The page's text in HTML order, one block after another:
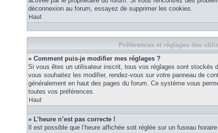
déconnexion au forum, essayez de supprimer les cookies.
Haut
Préférences et réglages des
» Comment puis-je modifier mes réglages ?
Si vous êtes un utilisateur inscrit, tous vos réglages sont stockés
vous souhaitez les modifier, rendez-vous sur votre panneau de
généralement en haut des pages du forum. Ce système vous
toutes vos préférences.
Haut
» L’heure n’est pas correcte !
Il est possible que l’heure affichée soit réglée sur un fuseau